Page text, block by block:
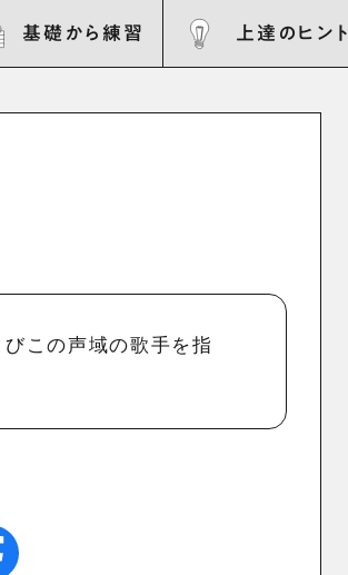
基礎から練習 上達のヒント
この声域の歌手を指